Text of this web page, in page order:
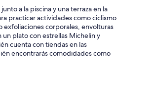
a la piscina y una terraza en la
practicar actividades como ciclismo
exfoliaciones corporales, envolturas
plato con estrellas Michelin y
cuenta con tiendas en las
encontrarás comodidades como